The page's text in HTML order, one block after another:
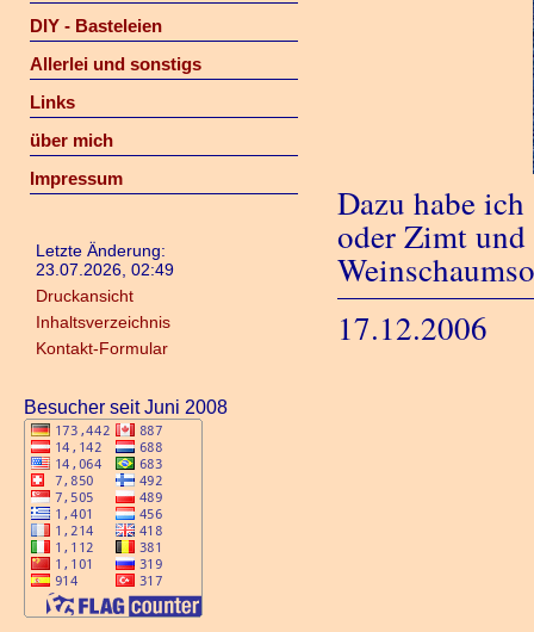
DIY - Basteleien
Allerlei und sonstigs
Links
über mich
Impressum
Letzte Änderung:
23.07.2026, 02:49
Druckansicht
Inhaltsverzeichnis
Kontakt-Formular
Besucher seit Juni 2008
Dazu habe
oder Zimt und
17.12.2006